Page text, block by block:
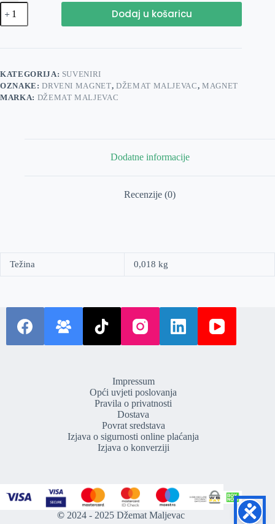
Drveni
magnet
plavi
Dodaj u košaricu
KATEGORIJA: SUVENIRI
OZNAKE:DRVENI MAGNET, DŽEMAT MALJEVAC,MAGNET
MARKA: DŽEMAT MALJEVAC
Dodatne informacije
Recenzije (0)
Težina 0,018 kg
Impressum
Opći uvjeti poslovanja
Pravila o privatnosti
Dostava
Povrat sredstava
Izjava o sigurnosti online plaćanja
Izjava o konverziji
© 2024 - 2025 Džemat Maljevac